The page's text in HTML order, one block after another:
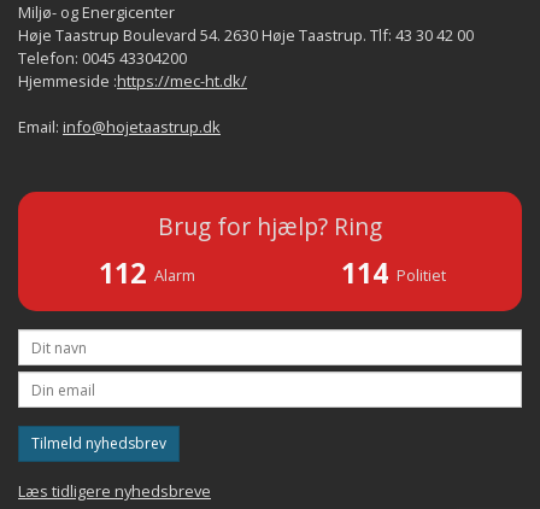
Miljø- og Energicenter
Høje Taastrup Boulevard 54. 2630 Høje Taastrup. Tlf: 43 30 42 00
Telefon: 0045 43304200
Hjemmeside :https://mec-ht.dk/
Email: info@hojetaastrup.dk
Brug for hjælp? Ring
112 Alarm 114 Politiet
Tilmeld nyhedsbrev
Læs tidligere nyhedsbreve